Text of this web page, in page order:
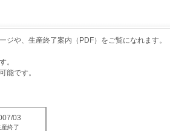
や、生産終了案内（PDF）をご覧になれます。
。
能です。
03
産終了